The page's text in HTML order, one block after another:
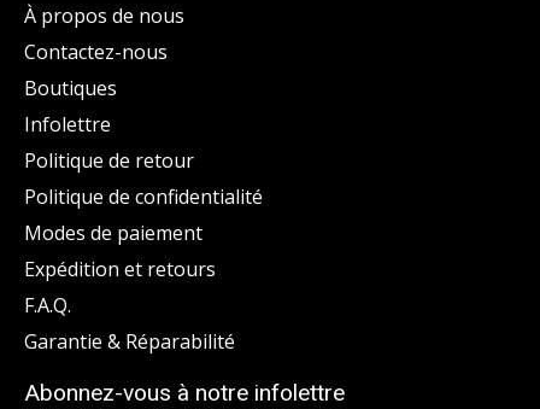
À propos de nous
Contactez-nous
Boutiques
Infolettre
Politique de retour
Politique de confidentialité
Modes de paiement
Expédition et retours
F.A.Q.
Garantie & Réparabilité
Abonnez-vous à notre infolettre